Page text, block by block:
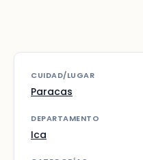
CUIDAD/LUGAR
Paracas
DEPARTAMENTO
Ica